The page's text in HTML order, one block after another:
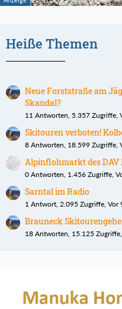
Heiße Themen
Neue Forststraße am
Skandal?
11 Antworten, 5.357 Zugriffe,
Skitouren verboten!
8 Antworten, 18.599 Zugriffe,
Alpinflohmarkt des DAV
0 Antworten, 1.456 Zugriffe,
Sarntal im Radio
1 Antwort, 2.095 Zugriffe, Vor
Brauneck
18 Antworten, 15.125